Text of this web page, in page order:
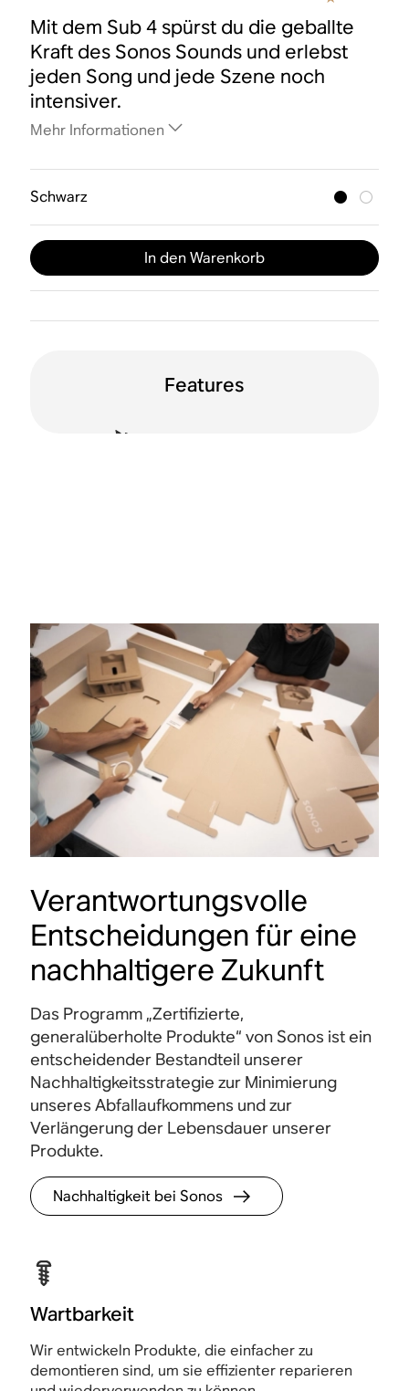
Mit dem Sub 4 spürst du die geballte
Kraft des Sonos Sounds und erlebst
jeden Song und jede Szene noch
intensiver.
Mehr Informationen
Schwarz
In den Warenkorb
Features
Verantwortungsvolle
Entscheidungen für eine
nachhaltigere Zukunft
Das Programm „Zertifizierte,
generalüberholte Produkte“ von Sonos ist ein
entscheidender Bestandteil unserer
Nachhaltigkeitsstrategie zur Minimierung
unseres Abfallaufkommens und zur
Verlängerung der Lebensdauer unserer
Produkte.
Nachhaltigkeit bei Sonos
Wartbarkeit
Wir entwickeln Produkte, die einfacher zu
demontieren sind, um sie effizienter reparieren